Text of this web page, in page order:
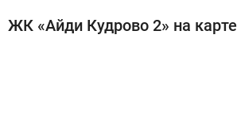
ЖК «Айди Кудрово 2» на карте